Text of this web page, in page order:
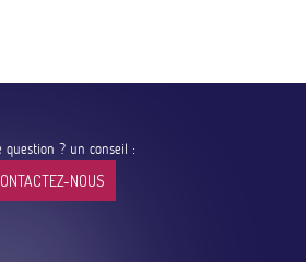
question ? un conseil :
NOUS